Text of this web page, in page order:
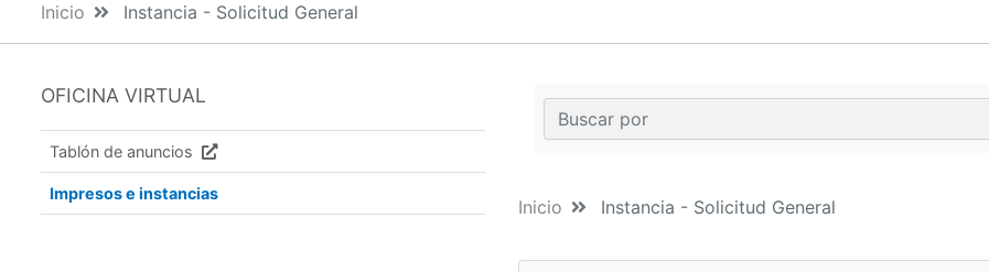
Inicio Instancia - Solicitud General
OFICINA VIRTUAL
Tablón de anuncios
Impresos e instancias
Inicio Instancia - Solicitud General